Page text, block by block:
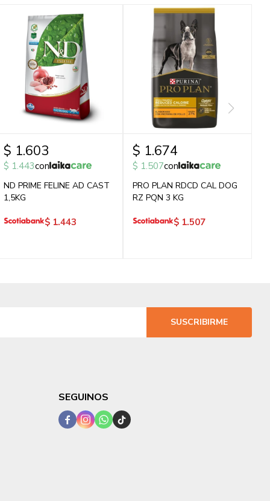
$ 1.603
$ 1.443con
ND PRIME FELINE AD CAST
1,5KG
$ 1.443
$ 1.674
$ 1.507con
PRO PLAN RDCD CAL DOG
RZ PQN 3 KG
$ 1.507
SUSCRIBIRME
SEGUINOS
   